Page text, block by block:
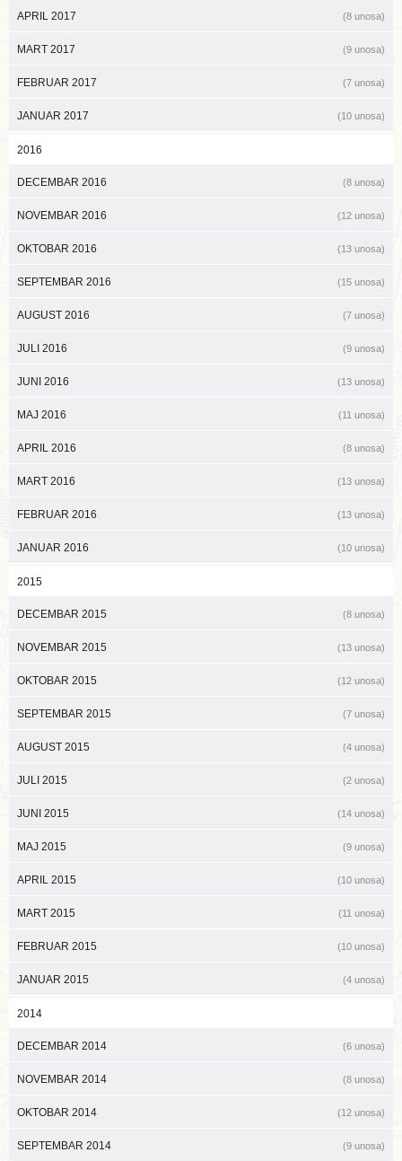
APRIL 2017 (8 unosa)
MART 2017 (9 unosa)
FEBRUAR 2017 (7 unosa)
JANUAR 2017 (10 unosa)
2016
DECEMBAR 2016 (8 unosa)
NOVEMBAR 2016 (12 unosa)
OKTOBAR 2016 (13 unosa)
SEPTEMBAR 2016 (15 unosa)
AUGUST 2016 (7 unosa)
JULI 2016 (9 unosa)
JUNI 2016 (13 unosa)
MAJ 2016 (11 unosa)
APRIL 2016 (8 unosa)
MART 2016 (13 unosa)
FEBRUAR 2016 (13 unosa)
JANUAR 2016 (10 unosa)
2015
DECEMBAR 2015 (8 unosa)
NOVEMBAR 2015 (13 unosa)
OKTOBAR 2015 (12 unosa)
SEPTEMBAR 2015 (7 unosa)
AUGUST 2015 (4 unosa)
JULI 2015 (2 unosa)
JUNI 2015 (14 unosa)
MAJ 2015 (9 unosa)
APRIL 2015 (10 unosa)
MART 2015 (11 unosa)
FEBRUAR 2015 (10 unosa)
JANUAR 2015 (4 unosa)
2014
DECEMBAR 2014 (6 unosa)
NOVEMBAR 2014 (8 unosa)
OKTOBAR 2014 (12 unosa)
SEPTEMBAR 2014 (9 unosa)